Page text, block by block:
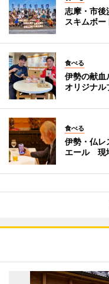
志摩・市
スキムボー
食べる
伊勢の献血
オリジナル
食べる
伊勢・仏レ
エール 現